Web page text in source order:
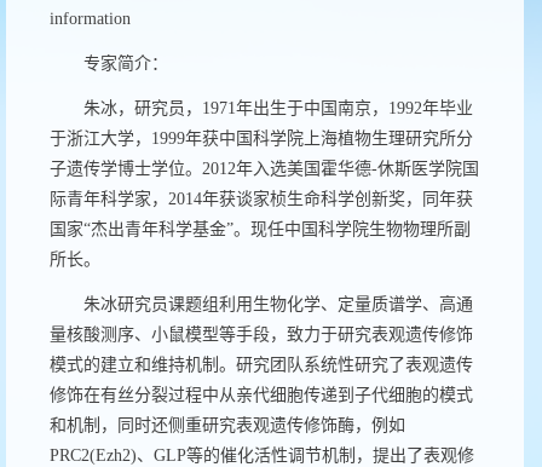
information
专家简介：
朱冰，研究员，1971年出生于中国南京，1992年毕业
于浙江大学，1999年获中国科学院上海植物生理研究所分
子遗传学博士学位。2012年入选美国霍华德-休斯医学院国
际青年科学家，2014年获谈家桢生命科学创新奖，同年获
国家“杰出青年科学基金”。现任中国科学院生物物理所副
所长。
朱冰研究员课题组利用生物化学、定量质谱学、高通
量核酸测序、小鼠模型等手段，致力于研究表观遗传修饰
模式的建立和维持机制。研究团队系统性研究了表观遗传
修饰在有丝分裂过程中从亲代细胞传递到子代细胞的模式
和机制，同时还侧重研究表观遗传修饰酶，例如
PRC2(Ezh2)、GLP等的催化活性调节机制，提出了表观修